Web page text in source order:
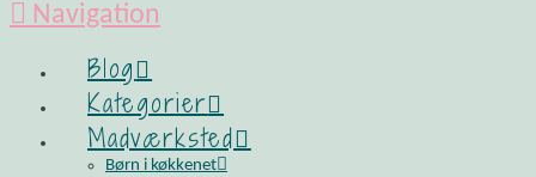
Navigation
Blog
Kategorier
Madværksted
Børn i køkkenet